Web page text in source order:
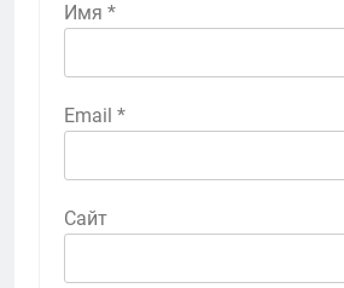
Имя *
Email *
Сайт